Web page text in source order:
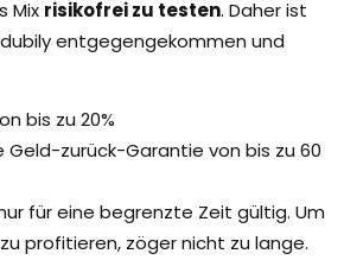
Mix risikofrei zu testen. Daher ist
entgegengekommen und
bis zu 20%
Geld-zurück-Garantie von bis zu 60
für eine begrenzte Zeit gültig. Um
profitieren, zöger nicht zu lange.